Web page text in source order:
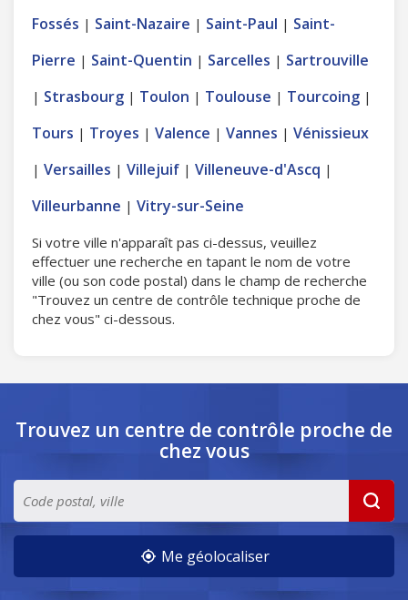
Fossés | Saint-Nazaire | Saint-Paul | Saint-
Pierre | Saint-Quentin | Sarcelles | Sartrouville
| Strasbourg | Toulon | Toulouse | Tourcoing |
Tours | Troyes | Valence | Vannes | Vénissieux
| Versailles | Villejuif | Villeneuve-d'Ascq |
Villeurbanne | Vitry-sur-Seine
Si votre ville n'apparaît pas ci-dessus, veuillez
effectuer une recherche en tapant le nom de votre
ville (ou son code postal) dans le champ de recherche
"Trouvez un centre de contrôle technique proche de
chez vous" ci-dessous.
Trouvez un centre de contrôle proche de
chez vous
Me géolocaliser